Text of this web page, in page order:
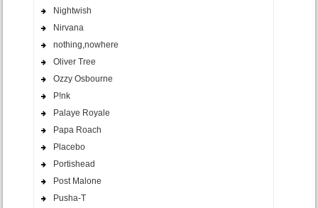
Nightwish
Nirvana
nothing,nowhere
Oliver Tree
Ozzy Osbourne
P!nk
Palaye Royale
Papa Roach
Placebo
Portishead
Post Malone
Pusha-T